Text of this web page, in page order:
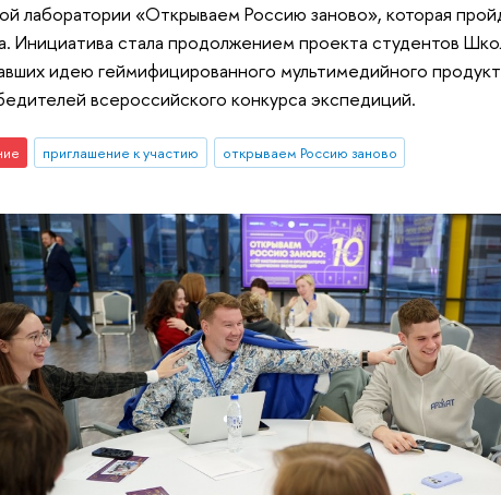
лаборатории «Открываем Россию заново», которая
Инициатива стала продолжением проекта студентов
идею геймифицированного мультимедийного
всероссийского конкурса экспедиций.
приглашение к участию открываем Россию заново